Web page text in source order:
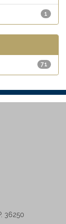
1
71
36250